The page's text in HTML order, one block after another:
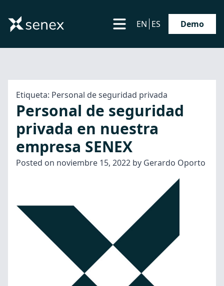
EN ES Demo
Etiqueta: Personal de seguridad privada
Personal de seguridad
privada en nuestra
empresa SENEX
Posted on noviembre 15, 2022 by Gerardo Oporto